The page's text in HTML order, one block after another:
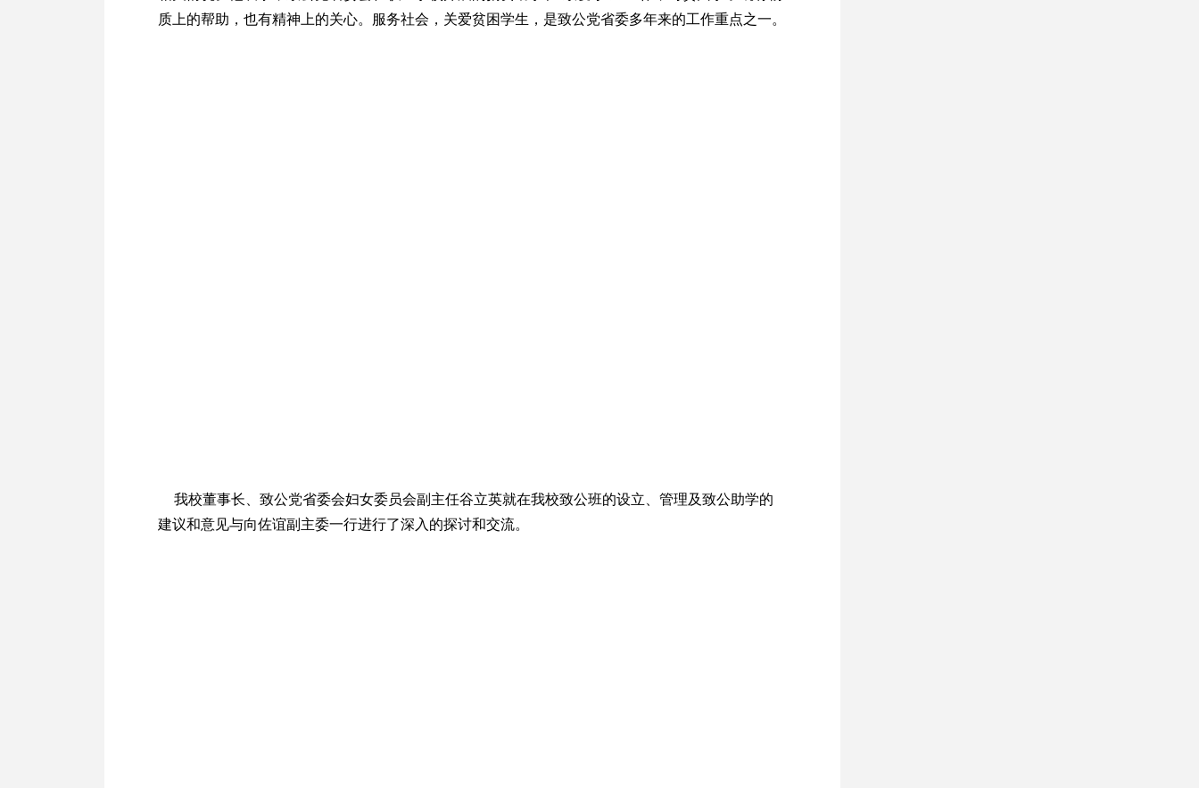
质上的帮助，也有精神上的关心。服务社会，关爱贫困学生，是致公党省委多年来的工作重点之一。
我校董事长、致公党省委会妇女委员会副主任谷立英就在我校致公班的设立、管理及致公助学的
建议和意见与向佐谊副主委一行进行了深入的探讨和交流。